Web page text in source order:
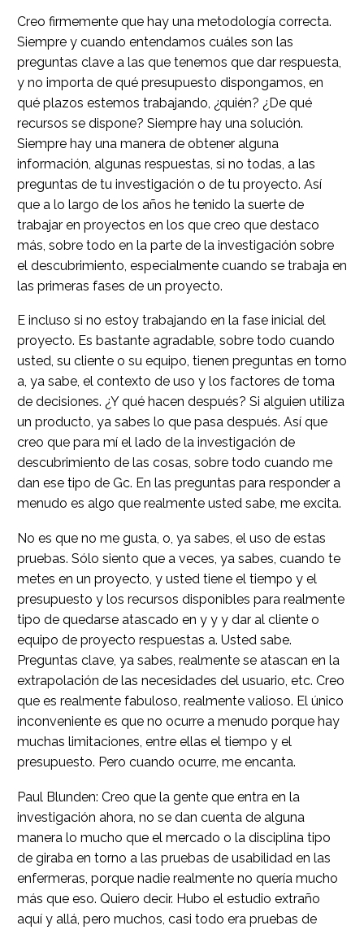
Creo firmemente que hay una metodología correcta.
Siempre y cuando entendamos cuáles son las
preguntas clave a las que tenemos que dar respuesta,
y no importa de qué presupuesto dispongamos, en
qué plazos estemos trabajando, ¿quién? ¿De qué
recursos se dispone? Siempre hay una solución.
Siempre hay una manera de obtener alguna
información, algunas respuestas, si no todas, a las
preguntas de tu investigación o de tu proyecto. Así
que a lo largo de los años he tenido la suerte de
trabajar en proyectos en los que creo que destaco
más, sobre todo en la parte de la investigación sobre
el descubrimiento, especialmente cuando se trabaja en
las primeras fases de un proyecto.
E incluso si no estoy trabajando en la fase inicial del
proyecto. Es bastante agradable, sobre todo cuando
usted, su cliente o su equipo, tienen preguntas en torno
a, ya sabe, el contexto de uso y los factores de toma
de decisiones. ¿Y qué hacen después? Si alguien utiliza
un producto, ya sabes lo que pasa después. Así que
creo que para mí el lado de la investigación de
descubrimiento de las cosas, sobre todo cuando me
dan ese tipo de Gc. En las preguntas para responder a
menudo es algo que realmente usted sabe, me excita.
No es que no me gusta, o, ya sabes, el uso de estas
pruebas. Sólo siento que a veces, ya sabes, cuando te
metes en un proyecto, y usted tiene el tiempo y el
presupuesto y los recursos disponibles para realmente
tipo de quedarse atascado en y y y dar al cliente o
equipo de proyecto respuestas a. Usted sabe.
Preguntas clave, ya sabes, realmente se atascan en la
extrapolación de las necesidades del usuario, etc. Creo
que es realmente fabuloso, realmente valioso. El único
inconveniente es que no ocurre a menudo porque hay
muchas limitaciones, entre ellas el tiempo y el
presupuesto. Pero cuando ocurre, me encanta.
Paul Blunden: Creo que la gente que entra en la
investigación ahora, no se dan cuenta de alguna
manera lo mucho que el mercado o la disciplina tipo
de giraba en torno a las pruebas de usabilidad en las
enfermeras, porque nadie realmente no quería mucho
más que eso. Quiero decir. Hubo el estudio extraño
aquí y allá, pero muchos, casi todo era pruebas de